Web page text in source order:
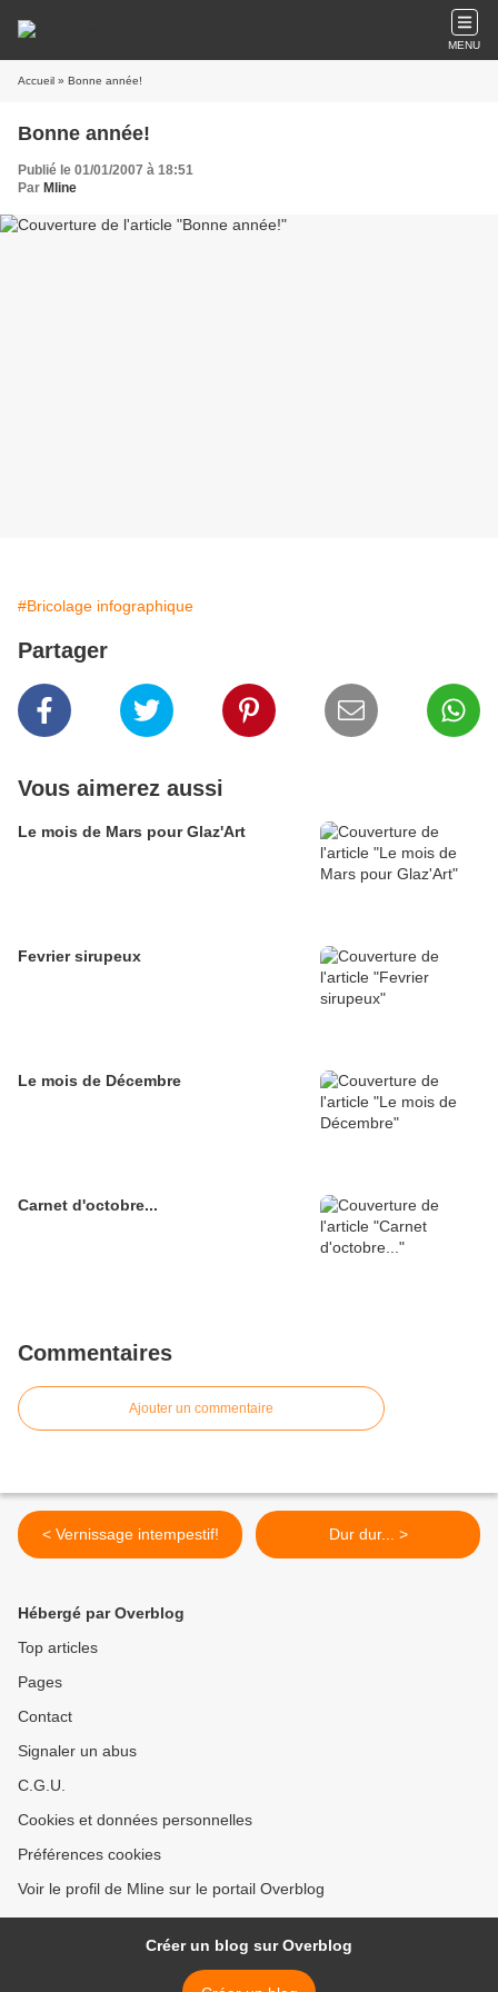
MENU
Accueil » Bonne année!
Bonne année!
Publié le 01/01/2007 à 18:51
Par Mline
#Bricolage infographique
Partager
Vous aimerez aussi
Le mois de Mars pour Glaz'Art
Fevrier sirupeux
Le mois de Décembre
Carnet d'octobre...
Commentaires
Ajouter un commentaire
< Vernissage intempestif! Dur dur... >
Hébergé par Overblog
Top articles
Pages
Contact
Signaler un abus
C.G.U.
Cookies et données personnelles
Préférences cookies
Voir le profil de Mline sur le portail Overblog
Créer un blog sur Overblog